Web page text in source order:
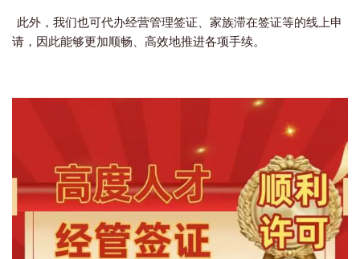
此外，我们也可代办经营管理签证、家族滞在签证等的线上申
请，因此能够更加顺畅、高效地推进各项手续。